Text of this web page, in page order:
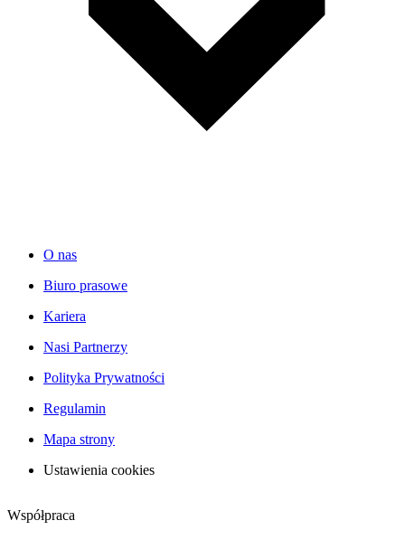
O nas
Biuro prasowe
Kariera
Nasi Partnerzy
Polityka Prywatności
Regulamin
Mapa strony
Ustawienia cookies
Współpraca